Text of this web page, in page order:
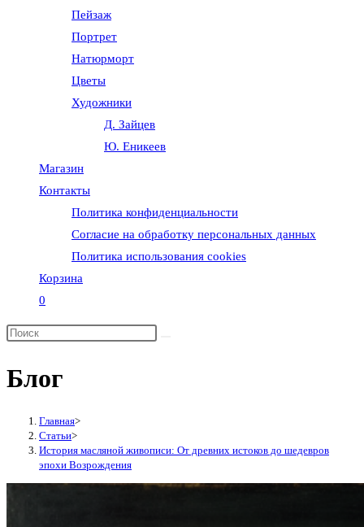
Пейзаж
Портрет
Натюрморт
Цветы
Художники
Д. Зайцев
Ю. Еникеев
Магазин
Контакты
Политика конфиденциальности
Согласие на обработку персональных данных
Политика использования cookies
Корзина
0
поиск
веб-
Блог
Главная>
Статьи>
История масляной живописи: От древних истоков до шедевров
эпохи Возрождения